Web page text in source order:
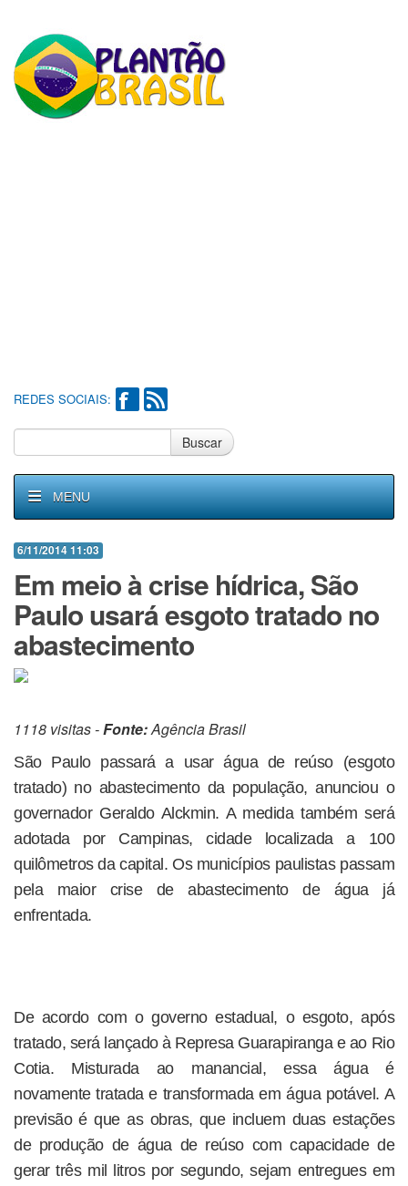
REDES SOCIAIS:
Buscar
MENU
6/11/2014 11:03
Em meio à crise hídrica, São
Paulo usará esgoto tratado no
abastecimento
1118 visitas -Fonte:Agência Brasil
São Paulo passará a usar água de reúso (esgoto
tratado) no abastecimento da população, anunciou o
governador Geraldo Alckmin. A medida também será
adotada por Campinas, cidade localizada a 100
quilômetros da capital. Os municípios paulistas passam
pela maior crise de abastecimento de água já
enfrentada.
De acordo com o governo estadual, o esgoto, após
tratado, será lançado à Represa Guarapiranga e ao Rio
Cotia. Misturada ao manancial, essa água é
novamente tratada e transformada em água potável. A
previsão é que as obras, que incluem duas estações
de produção de água de reúso com capacidade de
gerar três mil litros por segundo, sejam entregues em